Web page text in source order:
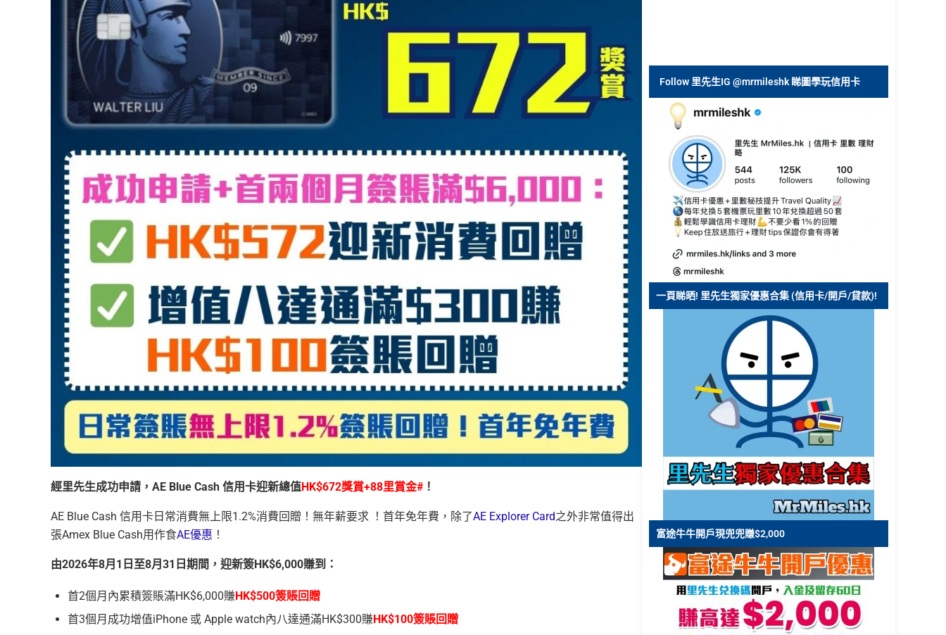
經里先生成功申請，AE Blue Cash 信用卡迎新總值HK$672獎賞+88里賞金#！
AE Blue Cash 信用卡日常消費無上限1.2%消費回贈！無年薪要求 ！首年免年費，除了AE Explorer Card之外非常值得出
張Amex Blue Cash用作食AE優惠 ！
由2026年8月1日至8月31日期間，迎新簽HK$6,000賺到：
首2個月內累積簽賬滿HK$6,000賺HK$500簽賬回贈
首3個月成功增值iPhone 或 Apple watch內八達通滿HK$300賺HK$100簽賬回贈
Follow 里先生IG @mrmileshk 睇圖學玩信用卡
一頁睇晒! 里先生獨家優惠合集 (信用卡/開戶/貸款)!
富途牛牛開戶現兜兜賺$2,000